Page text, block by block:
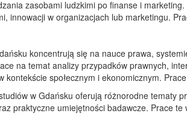
zasobami ludzkimi po finanse i
innowacji w organizacjach lub marketingu.
koncentrują się na nauce prawa,
na temat analizy przypadków prawnych,
kontekście społecznym i ekonomicznym.
w Gdańsku oferują różnorodne tematy
praktyczne umiejętności badawcze. Prace